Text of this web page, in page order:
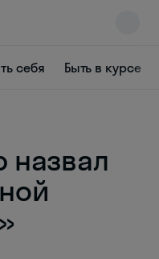
себя Быть в курсе
назвал